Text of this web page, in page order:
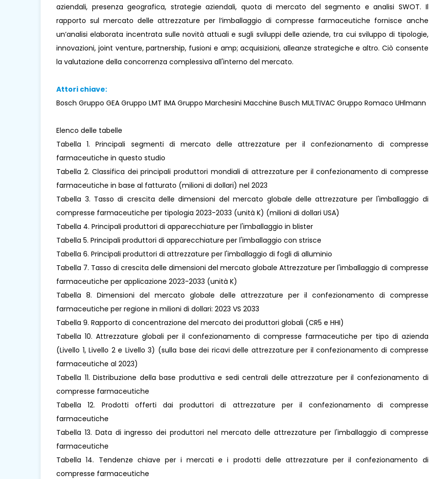
aziendali, presenza geografica, strategie aziendali, quota di mercato del segmento e analisi SWOT. Il
rapporto sul mercato delle attrezzature per l’imballaggio di compresse farmaceutiche fornisce anche
un’analisi elaborata incentrata sulle novità attuali e sugli sviluppi delle aziende, tra cui sviluppo di tipologie,
innovazioni, joint venture, partnership, fusioni e amp; acquisizioni, alleanze strategiche e altro. Ciò consente
la valutazione della concorrenza complessiva all'interno del mercato.
Attori chiave:
Bosch Gruppo GEA Gruppo LMT IMA Gruppo Marchesini Macchine Busch MULTIVAC Gruppo Romaco UHlmann
Elenco delle tabelle
Tabella 1. Principali segmenti di mercato delle attrezzature per il confezionamento di compresse
farmaceutiche in questo studio
Tabella 2. Classifica dei principali produttori mondiali di attrezzature per il confezionamento di compresse
farmaceutiche in base al fatturato (milioni di dollari) nel 2023
Tabella 3. Tasso di crescita delle dimensioni del mercato globale delle attrezzature per l'imballaggio di
compresse farmaceutiche per tipologia 2023-2033 (unità K) (milioni di dollari USA)
Tabella 4. Principali produttori di apparecchiature per l'imballaggio in blister
Tabella 5. Principali produttori di apparecchiature per l'imballaggio con strisce
Tabella 6. Principali produttori di attrezzature per l'imballaggio di fogli di alluminio
Tabella 7. Tasso di crescita delle dimensioni del mercato globale Attrezzature per l'imballaggio di compresse
farmaceutiche per applicazione 2023-2033 (unità K)
Tabella 8. Dimensioni del mercato globale delle attrezzature per il confezionamento di compresse
farmaceutiche per regione in milioni di dollari: 2023 VS 2033
Tabella 9. Rapporto di concentrazione del mercato dei produttori globali (CR5 e HHI)
Tabella 10. Attrezzature globali per il confezionamento di compresse farmaceutiche per tipo di azienda
(Livello 1, Livello 2 e Livello 3) (sulla base dei ricavi delle attrezzature per il confezionamento di compresse
farmaceutiche al 2023)
Tabella 11. Distribuzione della base produttiva e sedi centrali delle attrezzature per il confezionamento di
compresse farmaceutiche
Tabella 12. Prodotti offerti dai produttori di attrezzature per il confezionamento di compresse
farmaceutiche
Tabella 13. Data di ingresso dei produttori nel mercato delle attrezzature per l'imballaggio di compresse
farmaceutiche
Tabella 14. Tendenze chiave per i mercati e i prodotti delle attrezzature per il confezionamento di
compresse farmaceutiche